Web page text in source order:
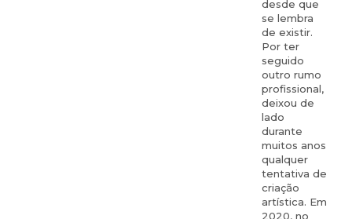
desde que
se lembra
de existir.
Por ter
seguido
outro rumo
profissional,
deixou de
lado
durante
muitos anos
qualquer
tentativa de
criação
artística. Em
2020, no